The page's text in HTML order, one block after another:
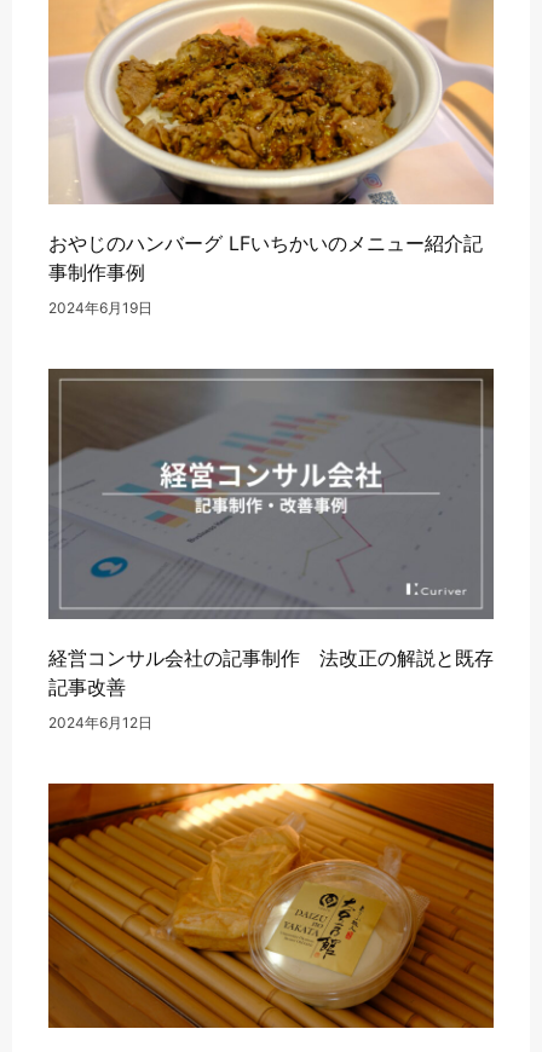
おやじのハンバーグ LFいちかいのメニュー紹介記
事制作事例
2024年6月19日
経営コンサル会社の記事制作 法改正の解説と既存
記事改善
2024年6月12日